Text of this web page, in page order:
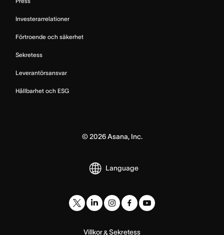
Investerarrelationer
Förtroende och säkerhet
Sekretess
Leverantörsansvar
Hållbarhet och ESG
©2026Asana, Inc.
Language
Villkor&Sekretess